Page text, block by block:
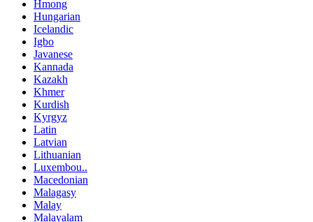
Hmong
Hungarian
Icelandic
Igbo
Javanese
Kannada
Kazakh
Khmer
Kurdish
Kyrgyz
Latin
Latvian
Lithuanian
Luxembou..
Macedonian
Malagasy
Malay
Malayalam